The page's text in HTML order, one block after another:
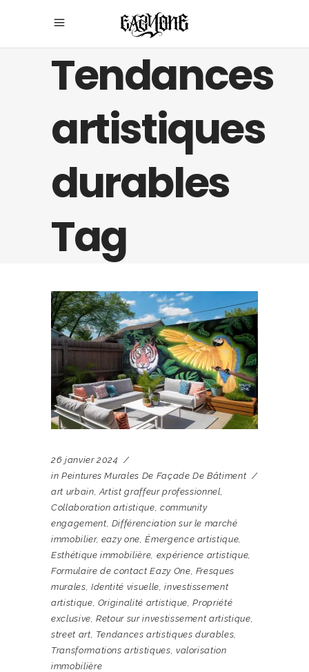
Tendances
artistiques
durables
Tag
26 janvier 2024
in Peintures Murales De Façade De Bâtiment
art urbain,Artist graffeur professionnel,
Collaboration artistique, community
engagement, Différenciation sur le marché
immobilier, eazy one,Émergence artistique,
Esthétique immobilière, expérience artistique,
Formulaire de contact Eazy One, Fresques
murales, Identité visuelle,investissement
artistique, Originalité artistique,Propriété
exclusive,Retour sur investissement artistique,
street art, Tendances artistiques durables,
Transformations artistiques, valorisation
immobilière